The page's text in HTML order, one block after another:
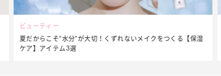
ビューティー
夏だからこそ“水分”が大切！くずれないメイクをつくる【保湿
ケア】アイテム3選